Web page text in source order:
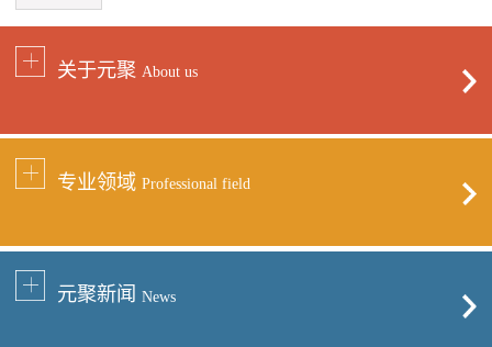
关于元聚 About us
专业领域 Professional field
元聚新闻 News